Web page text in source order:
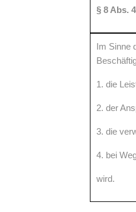
§ 8 Abs.
Im Sinne
1. die
2. der
3. die
4. bei
wird.